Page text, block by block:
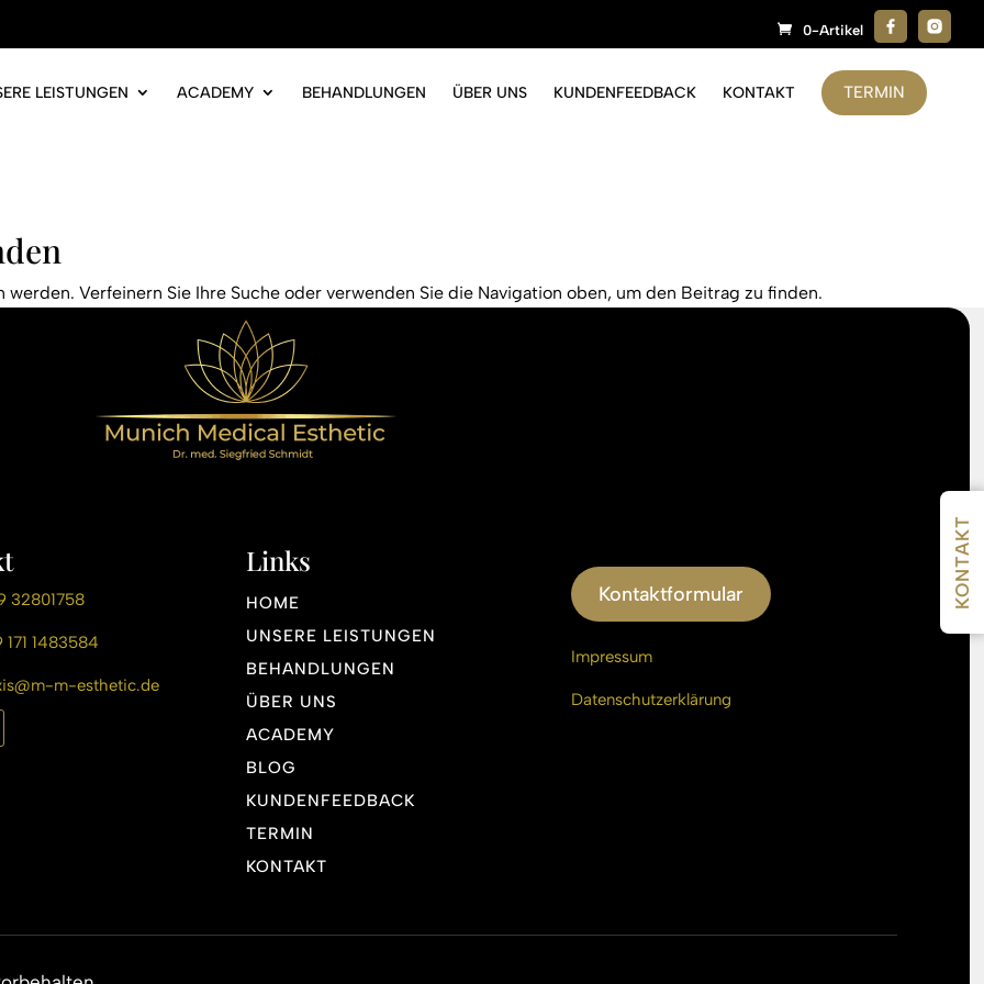
0-Artikel
LEISTUNGEN ACADEMY BEHANDLUNGEN ÜBER UNS KUNDENFEEDBACK KONTAKT TERMIN
Verfeinern Sie Ihre Suche oder verwenden Sie die Navigation oben, um den Beitrag zu finden.
32801758
1483584
m-esthetic.de
Links
HOME
UNSERE LEISTUNGEN
BEHANDLUNGEN
ÜBER UNS
ACADEMY
BLOG
KUNDENFEEDBACK
TERMIN
KONTAKT
Kontaktformular
Impressum
Datenschutzerklärung
KONTAKT